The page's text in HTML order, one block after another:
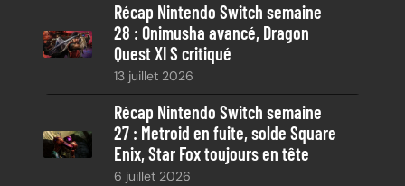
Récap Nintendo Switch semaine
28 : Onimusha avancé, Dragon
Quest XI S critiqué
13 juillet 2026
Récap Nintendo Switch semaine
27 : Metroid en fuite, solde Square
Enix, Star Fox toujours en tête
6 juillet 2026